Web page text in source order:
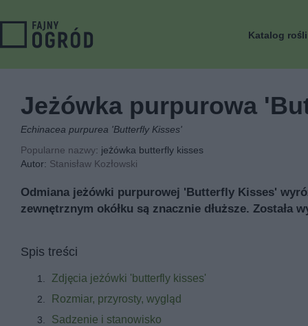
Katalog
Jeżówka purpurowa
Echinacea purpurea 'Butterfly Kisses'
Popularne nazwy: jeżówka butterfly kisses
Autor: Stanisław Kozłowski
Odmiana jeżówki purpurowej 'Butterfly Kisses'
zewnętrznym okółku są znacznie dłuższe. Została
Spis treści
Zdjęcia jeżówki 'butterfly kisses'
Rozmiar, przyrosty, wygląd
Sadzenie i stanowisko